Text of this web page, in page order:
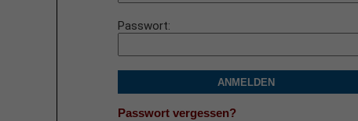
Passwort
ANMELDEN
Passwort vergessen?